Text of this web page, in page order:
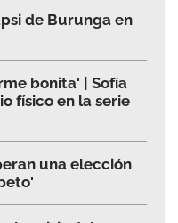
de Burunga en
bonita' | Sofía
físico en la serie
una elección